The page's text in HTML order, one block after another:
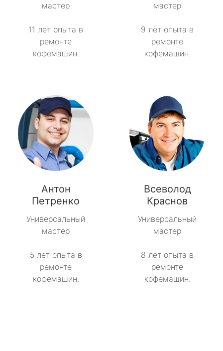
мастер
11 лет опыта в
ремонте
кофемашин.
мастер
9 лет опыта в
ремонте
кофемашин.
Антон
Петренко
Универсальный
мастер
5 лет опыта в
ремонте
кофемашин.
Всеволод
Краснов
Универсальный
мастер
8 лет опыта в
ремонте
кофемашин.